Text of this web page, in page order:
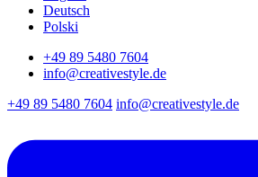
Deutsch
Polski
+49 89 5480 7604
info@creativestyle.de
+49 89 5480 7604 info@creativestyle.de